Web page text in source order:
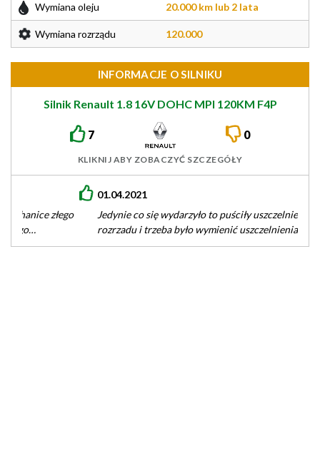
Wymiana oleju 20.000 km lub 2 lata
Wymiana rozrządu 120.000
INFORMACJE O SILNIKU
Silnik Renault 1.8 16V DOHC MPI 120KM F4P
7 0
KLIKNIJ ABY ZOBACZYĆ SZCZEGÓŁY
Jedynie co się wydarzyło to puściły uszczelnienia przy wałku
rozrzadu i trzeba było wymienić uszczelnienia jak i pasek, był
cały…